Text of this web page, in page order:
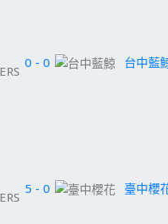
0 - 0 台中藍
5 - 0 臺中櫻